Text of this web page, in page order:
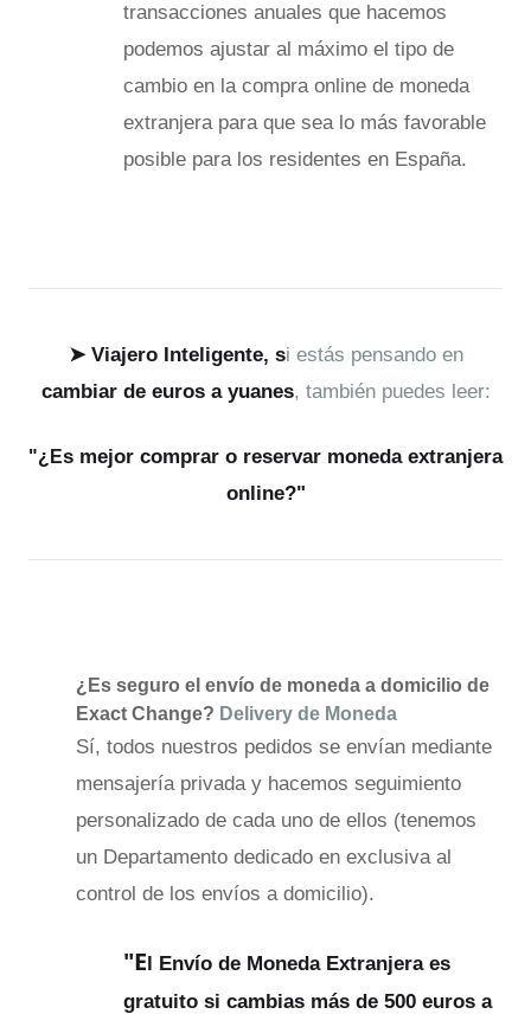
transacciones anuales que hacemos
podemos ajustar al máximo el tipo de
cambio en la compra online de moneda
extranjera para que sea lo más favorable
posible para los residentes en España.
➤Viajero Inteligente, si estás pensando en
cambiar de euros a yuanes, también puedes leer:
"¿Es mejor comprar o reservar moneda extranjera
online?"
¿Es seguro el envío de moneda a domicilio de
Exact Change? Delivery de Moneda
Sí, todos nuestros pedidos se envían mediante
mensajería privada y hacemos seguimiento
personalizado de cada uno de ellos (tenemos
un Departamento dedicado en exclusiva al
control de los envíos a domicilio).
"El Envío de Moneda Extranjera es
gratuito si cambias más de 500 euros a